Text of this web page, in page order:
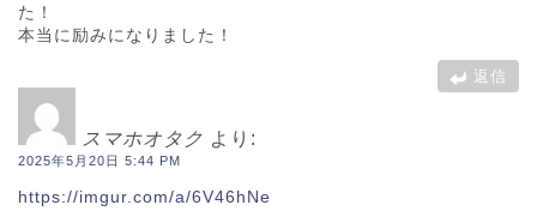
た！
本当に励みになりました！
返信
スマホオタク より:
2025年5月20日 5:44 PM
https://imgur.com/a/6V46hNe